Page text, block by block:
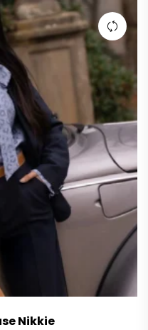
Nikkie